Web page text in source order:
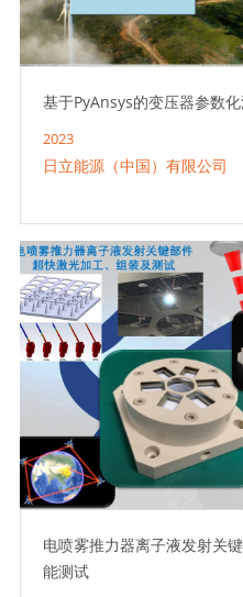
基于PyAnsys的变压器参数
2023
日立能源（中国）有限公司
电喷雾推力器离子液发射关
能测试